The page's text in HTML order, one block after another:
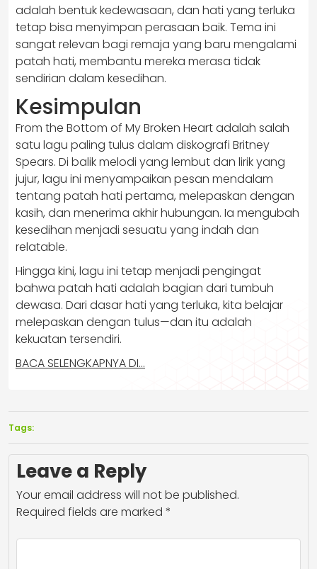
adalah bentuk kedewasaan, dan hati yang terluka
tetap bisa menyimpan perasaan baik. Tema ini
sangat relevan bagi remaja yang baru mengalami
patah hati, membantu mereka merasa tidak
sendirian dalam kesedihan.
Kesimpulan
From the Bottom of My Broken Heart adalah salah
satu lagu paling tulus dalam diskografi Britney
Spears. Di balik melodi yang lembut dan lirik yang
jujur, lagu ini menyampaikan pesan mendalam
tentang patah hati pertama, melepaskan dengan
kasih, dan menerima akhir hubungan. Ia mengubah
kesedihan menjadi sesuatu yang indah dan
relatable.
Hingga kini, lagu ini tetap menjadi pengingat
bahwa patah hati adalah bagian dari tumbuh
dewasa. Dari dasar hati yang terluka, kita belajar
melepaskan dengan tulus—dan itu adalah
kekuatan tersendiri.
BACA SELENGKAPNYA DI…
Tags:
Leave a Reply
Your email address will not be published.
Required fields are marked *